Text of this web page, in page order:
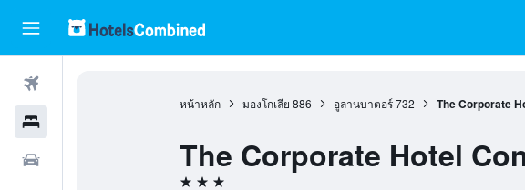
หน้าหลัก มองโกเลีย 886 อูลานบาตอร์ 732 The Corporate
The Corporate Hotel
3 ดาว